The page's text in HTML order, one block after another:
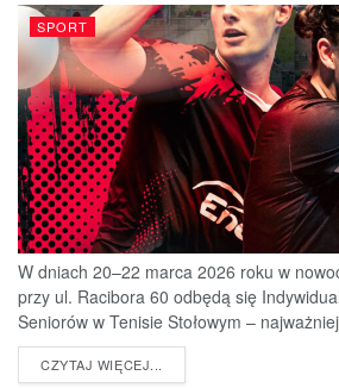
SPORT
W dniach 20–22 marca 2026 roku w
przy ul. Racibora 60 odbędą się
Seniorów w Tenisie Stołowym –
CZYTAJ WIĘCEJ...